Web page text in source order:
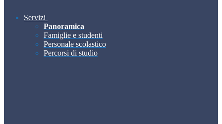
Servizi
Panoramica
Famiglie e studenti
Personale scolastico
Percorsi di studio